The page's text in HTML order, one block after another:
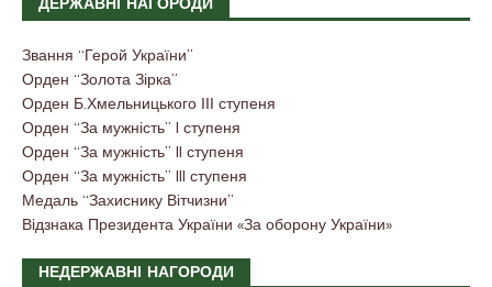
ДЕРЖАВНІ НАГОРОДИ
Звання “Герой України”
Орден “Золота Зірка”
Орден Б.Хмельницького ІІІ ступеня
Орден “За мужність” I ступеня
Орден “За мужність” II ступеня
Орден “За мужність” III ступеня
Медаль “Захиснику Вітчизни”
Відзнака Президента України «За оборону України»
НЕДЕРЖАВНІ НАГОРОДИ